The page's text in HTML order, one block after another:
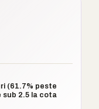
(61.7% peste
sub 2.5 la cota